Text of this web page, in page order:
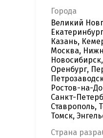
Города
Великий
Казань,
Москва,
Оренбург,
Ростов-на-
Санкт-
Ставрополь,
Томск,
Страна